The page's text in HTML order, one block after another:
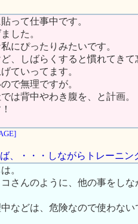
って仕事中です。
した。
にぴったりみたいです。
、しばらくすると慣れてき
ていってます。
で無理ですが。
は背中やわき腹を、と計画。
、・・・しながらトレーニン
。
さんのように、他の事をし
などは、危険なので使わない